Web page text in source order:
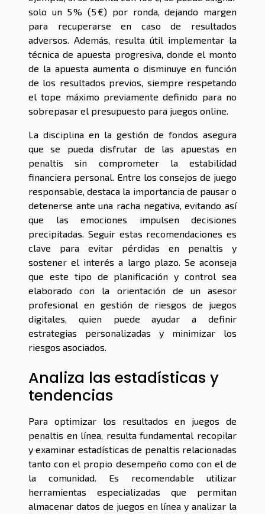
solo un 5 % (5 €) por ronda, dejando margen
para recuperarse en caso de resultados
adversos. Además, resulta útil implementar la
técnica de apuesta progresiva, donde el monto
de la apuesta aumenta o disminuye en función
de los resultados previos, siempre respetando
el tope máximo previamente definido para no
sobrepasar el presupuesto para juegos online.
La disciplina en la gestión de fondos asegura
que se pueda disfrutar de las apuestas en
penaltis sin comprometer la estabilidad
financiera personal. Entre los consejos de juego
responsable, destaca la importancia de pausar o
detenerse ante una racha negativa, evitando así
que las emociones impulsen decisiones
precipitadas. Seguir estas recomendaciones es
clave para evitar pérdidas en penaltis y
sostener el interés a largo plazo. Se aconseja
que este tipo de planificación y control sea
elaborado con la orientación de un asesor
profesional en gestión de riesgos de juegos
digitales, quien puede ayudar a definir
estrategias personalizadas y minimizar los
riesgos asociados.
Analiza las estadísticas y
tendencias
Para optimizar los resultados en juegos de
penaltis en línea, resulta fundamental recopilar
y examinar estadísticas de penaltis relacionadas
tanto con el propio desempeño como con el de
la comunidad. Es recomendable utilizar
herramientas especializadas que permitan
almacenar datos de juegos en línea y analizar la